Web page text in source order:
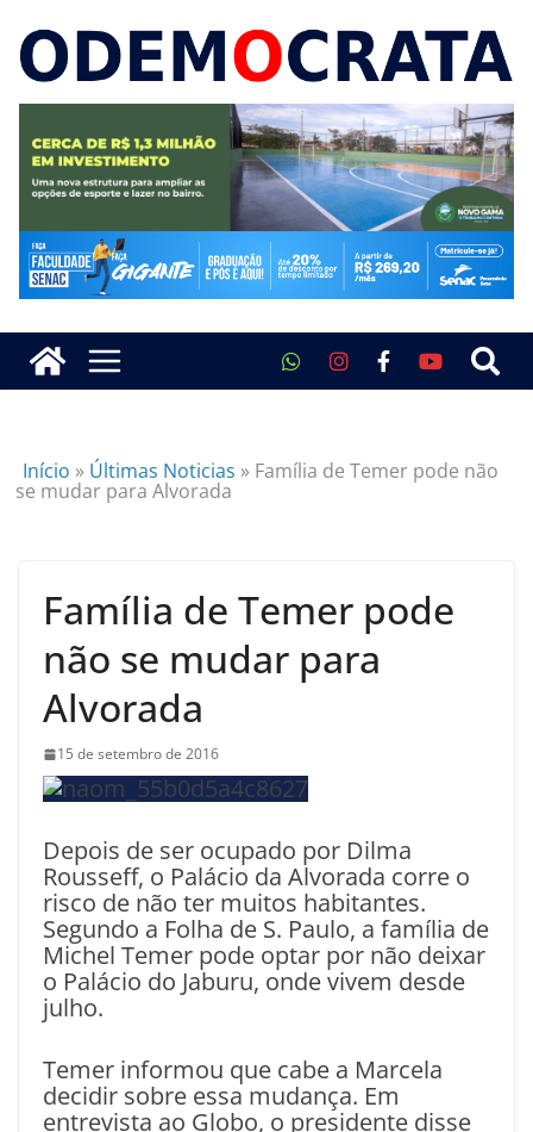
Início » Últimas Noticias » Família de Temer pode não
se mudar para Alvorada
Família de Temer pode
não se mudar para
Alvorada
15 de setembro de 2016
Depois de ser ocupado por Dilma
Rousseff, o Palácio da Alvorada corre o
risco de não ter muitos habitantes.
Segundo a Folha de S. Paulo, a família de
Michel Temer pode optar por não deixar
o Palácio do Jaburu, onde vivem desde
julho.
Temer informou que cabe a Marcela
decidir sobre essa mudança. Em
entrevista ao Globo, o presidente disse